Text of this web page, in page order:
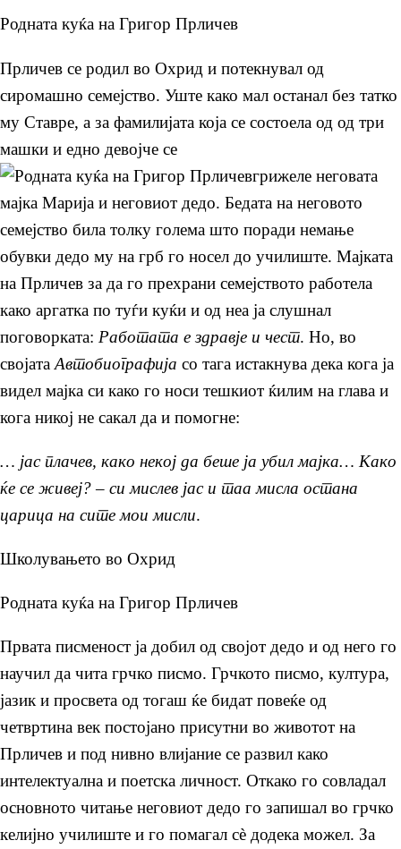
Родната куќа на Григор Прличев
Прличев се родил во Охрид и потекнувал од
сиромашно семејство. Уште како мал останал без татко
му Ставре, а за фамилијата која се состоела од од три
машки и едно девојче се
грижеле неговата
мајка Марија и неговиот дедо. Бедата на неговото
семејство била толку голема што поради немање
обувки дедо му на грб го носел до училиште. Мајката
на Прличев за да го прехрани семејството работела
како аргатка по туѓи куќи и од неа ја слушнал
поговорката: Работата е здравје и чест. Но, во
својата Автобиографија со тага истакнува дека кога ја
видел мајка си како го носи тешкиот ќилим на глава и
кога никој не сакал да и помогне:
… јас плачев, како некој да беше ја убил мајка… Како
ќе се живеј? – си мислев јас и таа мисла остана
царица на сите мои мисли.
Школувањето во Охрид
Родната куќа на Григор Прличев
Првата писменост ја добил од својот дедо и од него го
научил да чита грчко писмо. Грчкото писмо, култура,
јазик и просвета од тогаш ќе бидат повеќе од
четвртина век постојано присутни во животот на
Прличев и под нивно влијание се развил како
интелектуална и поетска личност. Откако го совладал
основното читање неговиот дедо го запишал во грчко
келијно училиште и го помагал сè додека можел. За